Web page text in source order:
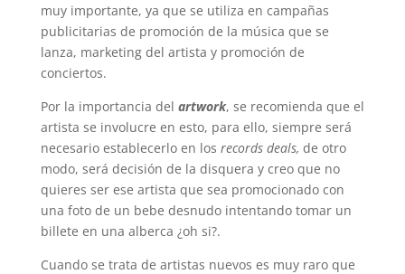
muy importante, ya que se utiliza en campañas
publicitarias de promoción de la música que se
lanza, marketing del artista y promoción de
conciertos.
Por la importancia del artwork, se recomienda que el
artista se involucre en esto, para ello, siempre será
necesario establecerlo en los records deals, de otro
modo, será decisión de la disquera y creo que no
quieres ser ese artista que sea promocionado con
una foto de un bebe desnudo intentando tomar un
billete en una alberca ¿oh si?.
Cuando se trata de artistas nuevos es muy raro que